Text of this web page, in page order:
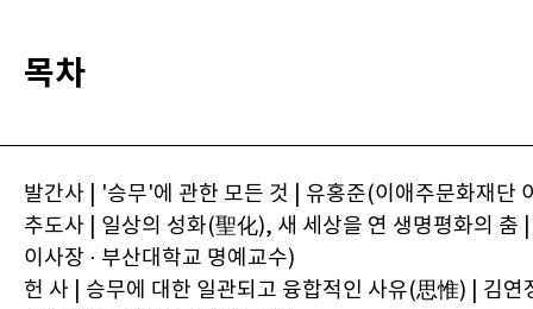
목차
발간사 | '승무'에 관한 모든 것 | 유홍준(이애주문화재단
추도사 | 일상의 성화(聖化), 새 세상을 연 생명평화의 춤
이사장 · 부산대학교 명예교수)
헌 사 | 승무에 대한 일관되고 융합적인 사유(思惟) | 김